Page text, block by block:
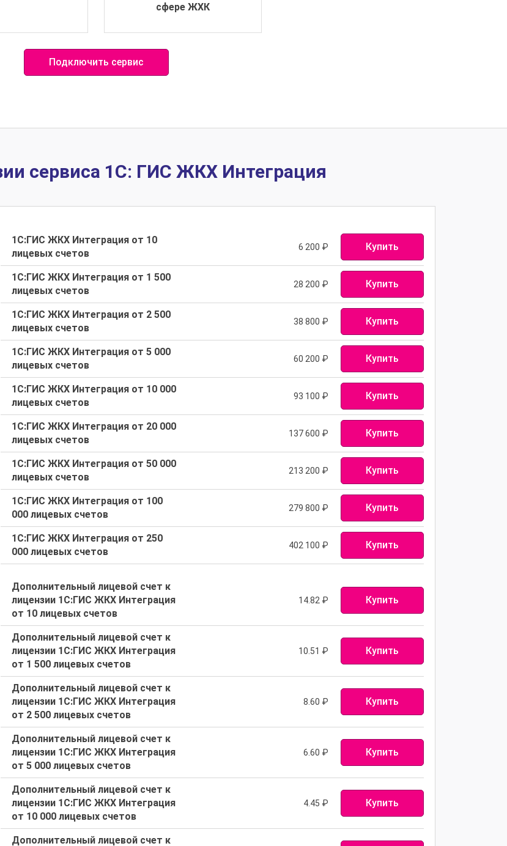
сфере ЖХК
Подключить сервис
сервиса 1С: ГИС ЖКХ Интеграция
1С:ГИС ЖКХ Интеграция от 10
лицевых счетов
6 200 ₽ Купить
1С:ГИС ЖКХ Интеграция от 1 500
лицевых счетов
28 200 ₽ Купить
1С:ГИС ЖКХ Интеграция от 2 500
лицевых счетов
38 800 ₽ Купить
1С:ГИС ЖКХ Интеграция от 5 000
лицевых счетов
60 200 ₽ Купить
1С:ГИС ЖКХ Интеграция от 10 000
лицевых счетов
93 100 ₽ Купить
1С:ГИС ЖКХ Интеграция от 20 000
лицевых счетов
137 600 ₽ Купить
1С:ГИС ЖКХ Интеграция от 50 000
лицевых счетов
213 200 ₽ Купить
1С:ГИС ЖКХ Интеграция от 100
000 лицевых счетов
279 800 ₽ Купить
1С:ГИС ЖКХ Интеграция от 250
000 лицевых счетов
402 100 ₽ Купить
Дополнительный лицевой счет к
лицензии 1С:ГИС ЖКХ Интеграция
от 10 лицевых счетов
14.82 ₽ Купить
Дополнительный лицевой счет к
лицензии 1С:ГИС ЖКХ Интеграция
от 1 500 лицевых счетов
10.51 ₽ Купить
Дополнительный лицевой счет к
лицензии 1С:ГИС ЖКХ Интеграция
от 2 500 лицевых счетов
8.60 ₽ Купить
Дополнительный лицевой счет к
лицензии 1С:ГИС ЖКХ Интеграция
от 5 000 лицевых счетов
6.60 ₽ Купить
Дополнительный лицевой счет к
лицензии 1С:ГИС ЖКХ Интеграция
от 10 000 лицевых счетов
4.45 ₽ Купить
Дополнительный лицевой счет к